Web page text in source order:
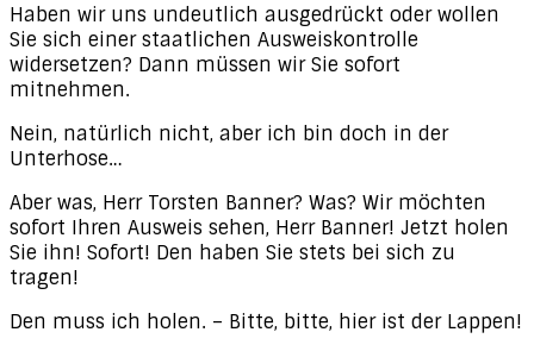
Haben wir uns undeutlich ausgedrückt oder wollen
Sie sich einer staatlichen Ausweiskontrolle
widersetzen? Dann müssen wir Sie sofort
mitnehmen.
Nein, natürlich nicht, aber ich bin doch in der
Unterhose…
Aber was, Herr Torsten Banner? Was? Wir möchten
sofort Ihren Ausweis sehen, Herr Banner! Jetzt holen
Sie ihn! Sofort! Den haben Sie stets bei sich zu
tragen!
Den muss ich holen. – Bitte, bitte, hier ist der Lappen!